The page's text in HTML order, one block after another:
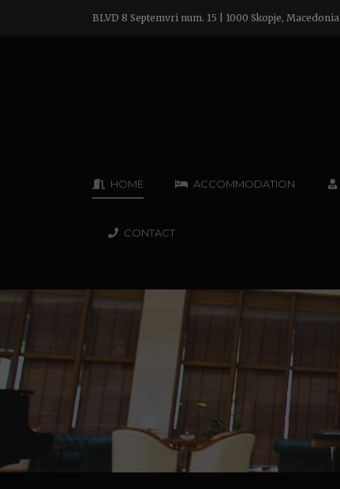
BLVD 8 Septemvri num. 15 | 1000 Skopje, Macedonia
HOME ACCOMMODATION
CONTACT